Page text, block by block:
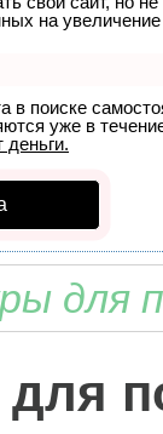
на
в поиске
уже в
деньги.
для